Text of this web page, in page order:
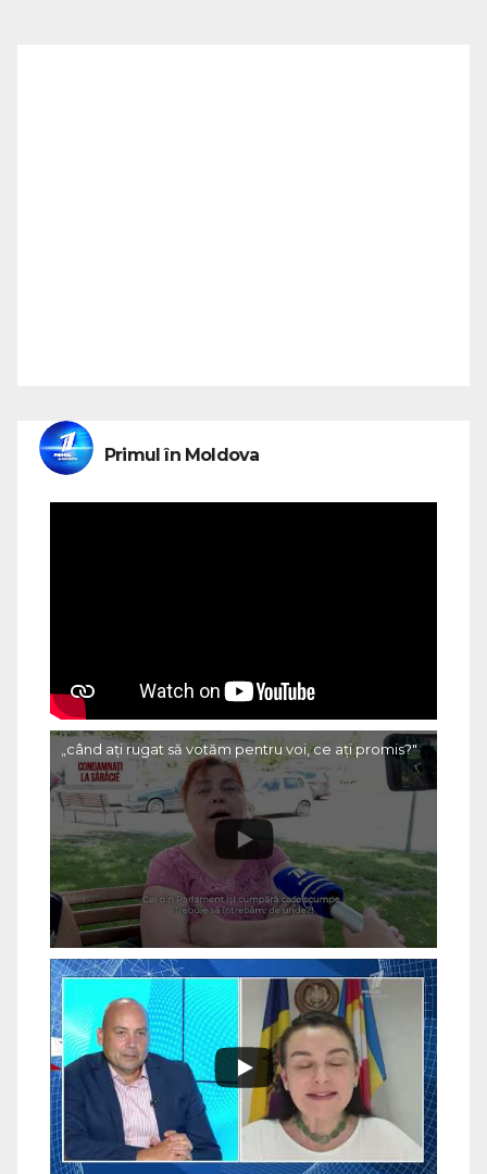
Primul în Moldova
„când ați rugat să votăm pentru voi, ce ați promis?"